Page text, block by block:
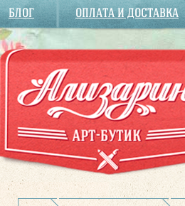
БЛОГ ОПЛАТА И ДОСТАВКА